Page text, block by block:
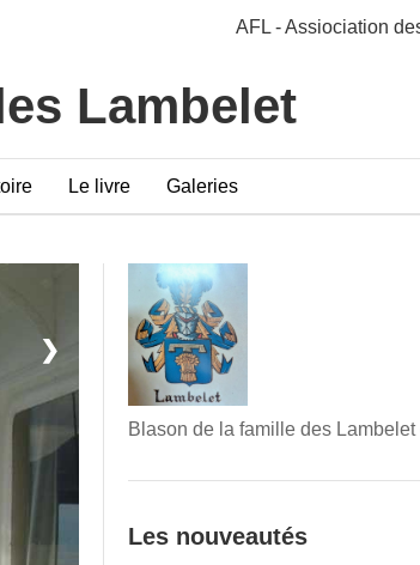
AFL - Assiociation
Lambelet
Le livre Galeries
❯
Blason de la famille des
Les nouveautés